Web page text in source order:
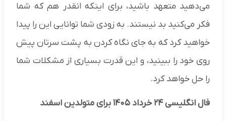
می‌دهید متعهد باشید، برای اینکه انقدر هم که شما
فکر می‌کنید بد نیستند. به زودی شما توانایی این را پیدا
خواهید کرد که به جای نگاه کردن به پشت سرتان پیش
روی خود را ببینید، و این قدرت بسیاری از مشکلات شما
را حل خواهد کرد.
فال انگلیسی ۲۴ خرداد ۱۴۰۵ برای متولدین اسفند